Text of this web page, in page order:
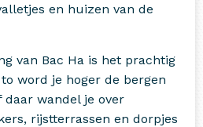
en huizen van de
van Bac Ha is het prachtig
word je hoger de bergen
daar wandel je over
rijstterrassen en dorpjes